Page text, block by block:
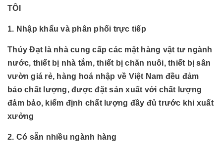
TÔI
1. Nhập khẩu và phân phối trực tiếp
Thúy Đạt là nhà cung cấp các mặt hàng vật tư ngành
nước, thiết bị nhà tắm, thiết bị chăn nuôi, thiết bị sân
vườn giá rẻ, hàng hoá nhập về Việt Nam đều đảm
bảo chất lượng, được đặt sản xuất với chất lượng
đảm bảo, kiểm định chất lượng đầy đủ trước khi xuất
xưởng
2. Có sẵn nhiều ngành hàng